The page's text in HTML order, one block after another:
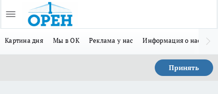
Картина дня Мы в ОК Реклама у нас Информация о нас
Принять